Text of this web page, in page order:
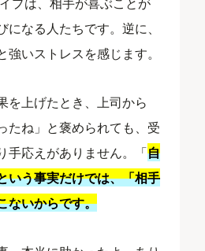
なる人たちです。逆に、
いストレスを感じます。
を上げたとき、上司から
たね」と褒められても、受
手応えがありません。「自
いう事実だけでは、「相手
ないからです。